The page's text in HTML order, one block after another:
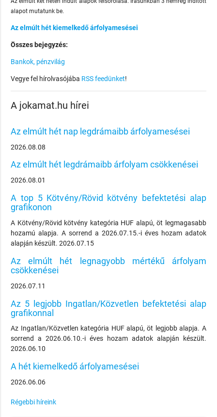
alapot mutatunk be.
Az elmúlt hét kiemelkedő árfolyamesései
Összes bejegyzés:
Bankok, pénzvilág
Vegye fel hírolvasójába RSS feedünket!
A jokamat.hu hírei
Az elmúlt hét nap legdrámaibb árfolyamesései
2026.08.08
Az elmúlt hét legdrámaibb árfolyam csökkenései
2026.08.01
A top 5 Kötvény/Rövid kötvény befektetési alap
grafikonon
A Kötvény/Rövid kötvény kategória HUF alapú, öt legmagasabb
hozamú alapja. A sorrend a 2026.07.15.-i éves hozam adatok
alapján készült. 2026.07.15
Az elmúlt hét legnagyobb mértékű árfolyam
csökkenései
2026.07.11
Az 5 legjobb Ingatlan/Közvetlen befektetési alap
grafikonnal
Az Ingatlan/Közvetlen kategória HUF alapú, öt legjobb alapja. A
sorrend a 2026.06.10.-i éves hozam adatok alapján készült.
2026.06.10
A hét kiemelkedő árfolyamesései
2026.06.06
Régebbi híreink